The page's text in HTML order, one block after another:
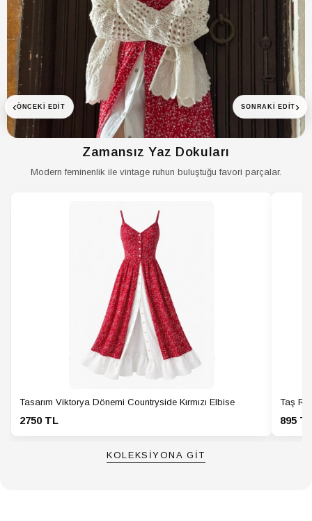
‹ÖNCEKI EDIT
Zamansız Yaz Dokuları
Modern feminenlik ile vintage ruhun buluştuğu favori parçalar.
Tasarım Viktorya Dönemi Countryside Kırmızı Elbise
2750 TL
Taş
895
KOLEKSİYONA GİT
SONRAKI EDIT ›